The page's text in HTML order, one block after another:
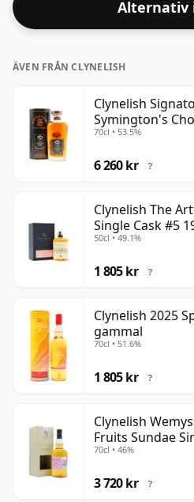
Alternativ
ÄVEN FRÅN CLYNELISH
Clynelish
Symington's
28 år gammal
70cl • 53.5%
6 260 kr ?
Clynelish The
Single Cask #5
50cl • 49.1%
1 805 kr ?
Clynelish 2025
gammal
70cl • 51.6%
1 805 kr ?
Clynelish
Fruits Sundae
gammal
70cl • 46%
3 720 kr ?